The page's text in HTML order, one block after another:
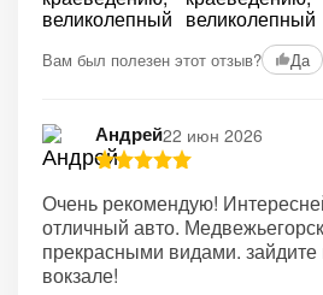
Вам был полезен этот отзыв? Да
Андрей22 июн 2026
Очень рекомендую!
отличный авто.
прекрасными видами.
вокзале!